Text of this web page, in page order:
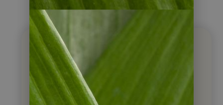
Napur Tours
Ihr Spezialist für Reisen
nach Lateinamerika